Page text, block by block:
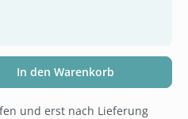
den gewünschten
In den Warenkorb
und erst nach Lieferung